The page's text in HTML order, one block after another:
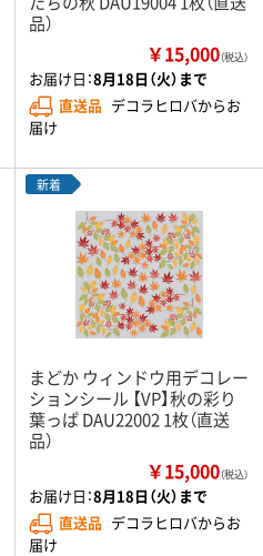
品）
￥15,000（税込）
お届け日：8月18日（火）まで
直送品 デコラヒロバからお
届け
新着
まどか ウィンドウ用デコレー
ションシール 【VP】秋の彩り
葉っぱ DAU22002 1枚（直送
品）
￥15,000（税込）
お届け日：8月18日（火）まで
直送品 デコラヒロバからお
届け